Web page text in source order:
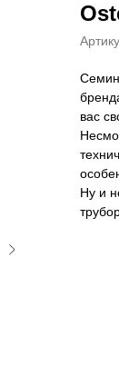
вас
Ну и